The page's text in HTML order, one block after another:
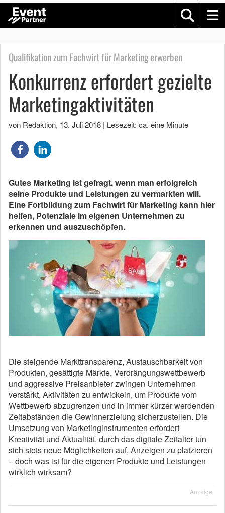
Qualifikation zum Fachwirt für Marketing erwerben
Konkurrenz erfordert gezielte
Marketingaktivitäten
von Redaktion, 13. Juli 2018 | Lesezeit: ca. eine Minute
Gutes Marketing ist gefragt, wenn man erfolgreich
seine Produkte und Leistungen zu vermarkten will.
Eine Fortbildung zum Fachwirt für Marketing kann hier
helfen, Potenziale im eigenen Unternehmen zu
erkennen und auszuschöpfen.
Die steigende Markttransparenz, Austauschbarkeit von
Produkten, gesättigte Märkte, Verdrängungswettbewerb
und aggressive Preisanbieter zwingen Unternehmen
verstärkt, Aktivitäten zu entwickeln, um Produkte vom
Wettbewerb abzugrenzen und in immer kürzer werdenden
Zeitabständen die Gewinnerzielung sicherzustellen. Die
Umsetzung von Marketinginstrumenten erfordert
Kreativität und Aktualität, durch das digitale Zeitalter tun
sich stets neue Möglichkeiten auf, Anzeigen zu platzieren
– doch was ist für die eigenen Produkte und Leistungen
wirklich wirksam?
Anzeige